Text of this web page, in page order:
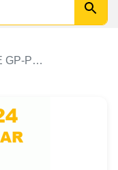
DRIVE GP-PROPULSION